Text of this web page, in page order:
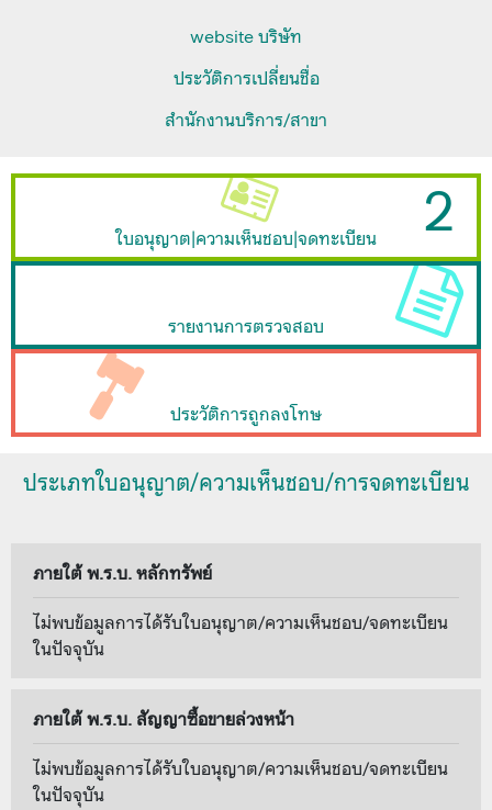
website บริษัท
ประวัติการเปลี่ยนชื่อ
สำนักงานบริการ/สาขา
ใบอนุญาต|ความเห็นชอบ|จดทะเบียน 2
รายงานการตรวจสอบ
ประวัติการถูกลงโทษ
ประเภทใบอนุญาต/ความเห็นชอบ/การจดทะเบียน
ภายใต้ พ.ร.บ. หลักทรัพย์
ไม่พบข้อมูลการได้รับใบอนุญาต/ความเห็นชอบ/จดทะเบียน
ในปัจจุบัน
ภายใต้ พ.ร.บ. สัญญาซื้อขายล่วงหน้า
ไม่พบข้อมูลการได้รับใบอนุญาต/ความเห็นชอบ/จดทะเบียน
ในปัจจุบัน